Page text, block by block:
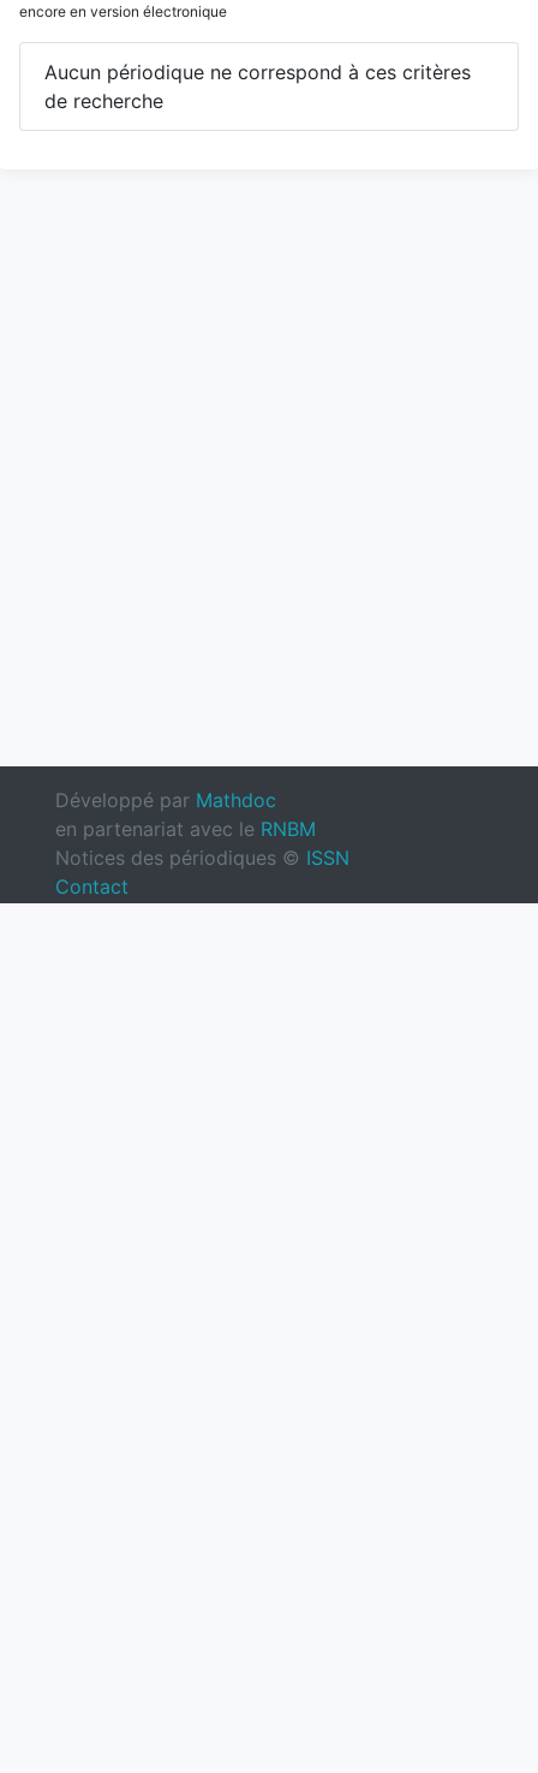
encore en version électronique
Aucun périodique ne correspond à ces critères
de recherche
Développé par Mathdoc
en partenariat avec le RNBM
Notices des périodiques © ISSN
Contact